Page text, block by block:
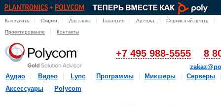
Как купить Скидки Доставка Гарантия Аренда Сервисный центр
Проектирование Контакты
+7 495 988-5555 8
Аудио
Видео Lync Программы Микшеры
Серверы
Аксессуары
Polycom